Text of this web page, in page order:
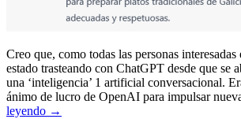
Creo que, como todas las personas
estado trasteando con ChatGPT desde que se
una ‘inteligencia’ 1 artificial conversacional.
ánimo de lucro de OpenAI para impulsar
leyendo →